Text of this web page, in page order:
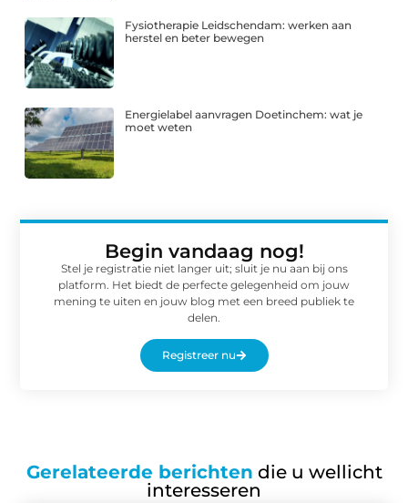
Fysiotherapie Leidschendam: werken aan
herstel en beter bewegen
Energielabel aanvragen Doetinchem: wat je
moet weten
Begin vandaag nog!
Stel je registratie niet langer uit; sluit je nu aan bij ons
platform. Het biedt de perfecte gelegenheid om jouw
mening te uiten en jouw blog met een breed publiek te
delen.
Registreer nu
Gerelateerde berichten die u wellicht
interesseren